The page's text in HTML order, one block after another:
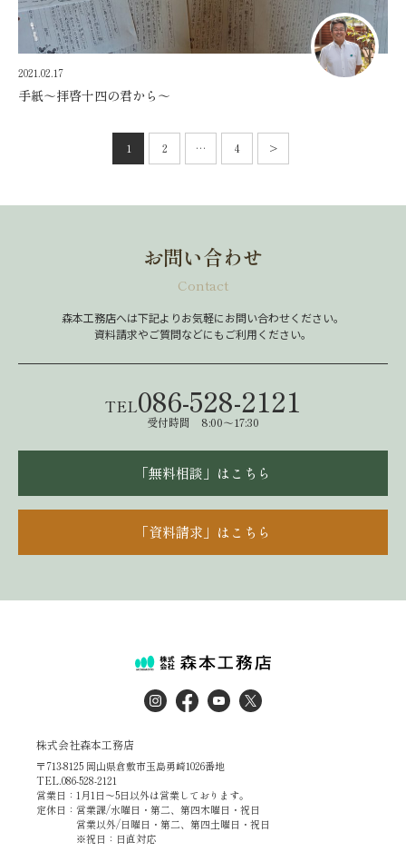
2021.02.17
手紙～拝啓十四の君から～
投
ペ
送
1 2 … 4 >
次
へ
お問い合わせ
Contact
森本工務店へは下記よりお気軽にお問い合わせください。
資料請求やご質問などにもご利用ください。
TEL086-528-2121
受付時間 8:00～17:30
「無料相談」はこちら
「資料請求」はこちら
株式会社森本工務店
〒713-8125 岡山県倉敷市玉島勇崎1026番地
TEL.086-528-2121
営業日：1月1日～5日以外は営業しております。
定休日：営業課/水曜日・第二、第四木曜日・祝日
営業以外/日曜日・第二、第四土曜日・祝日
※祝日：日直対応